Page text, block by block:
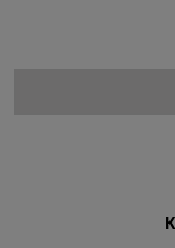
CENA NIE ZAWIERA